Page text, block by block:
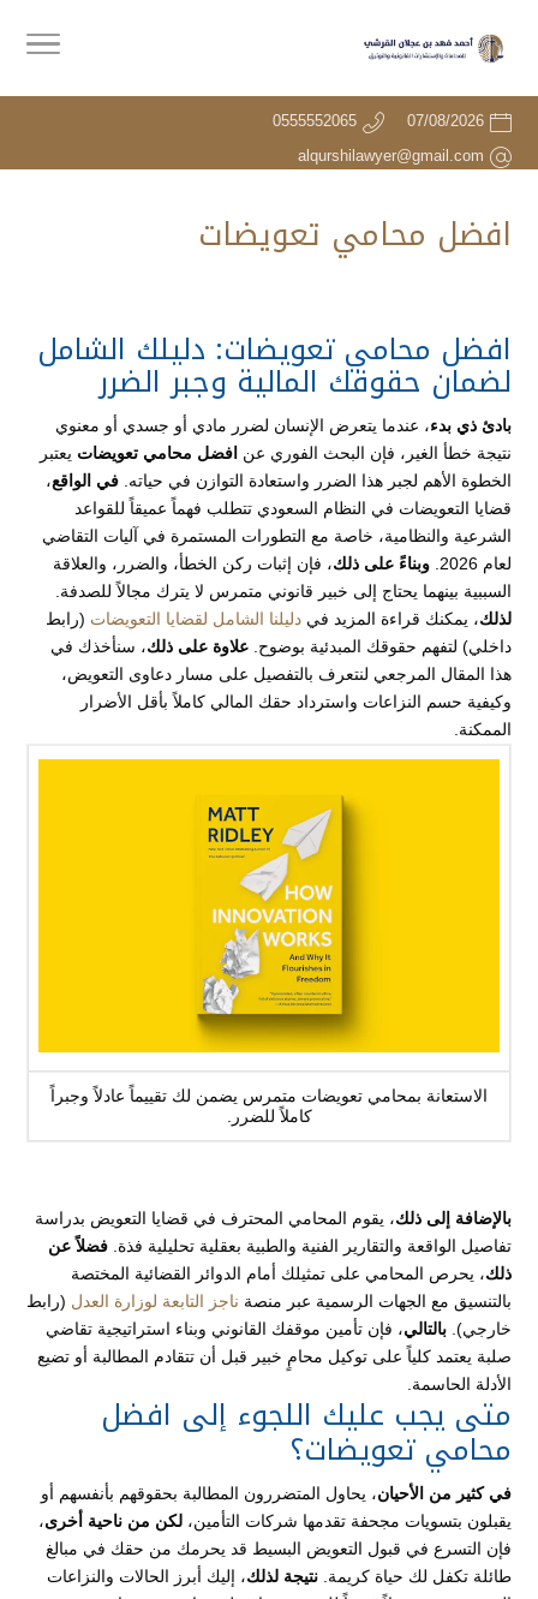
07/08/2026
0555552065
alqurshilawyer@gmail.com
افضل محامي تعويضات
افضل محامي تعويضات: دليلك الشامل
لضمان حقوقك المالية وجبر الضرر
بادئ ذي بدء، عندما يتعرض الإنسان لضرر مادي أو جسدي أو معنوي
نتيجة خطأ الغير، فإن البحث الفوري عن افضل محامي تعويضات يعتبر
الخطوة الأهم لجبر هذا الضرر واستعادة التوازن في حياته. في الواقع،
قضايا التعويضات في النظام السعودي تتطلب فهماً عميقاً للقواعد
الشرعية والنظامية، خاصة مع التطورات المستمرة في آليات التقاضي
لعام 2026.
وبناءً على ذلك، فإن إثبات ركن الخطأ، والضرر، والعلاقة
السببية بينهما يحتاج إلى خبير قانوني متمرس لا يترك مجالاً للصدفة.
لذلك، يمكنك قراءة المزيد في دليلنا الشامل لقضايا التعويضات (رابط
داخلي) لتفهم حقوقك المبدئية بوضوح. علاوة على ذلك، سنأخذك في
هذا المقال المرجعي لنتعرف بالتفصيل على مسار دعاوى التعويض،
وكيفية حسم النزاعات واسترداد حقك المالي كاملاً بأقل الأضرار
الممكنة.
الاستعانة بمحامي تعويضات متمرس يضمن لك تقييماً عادلاً وجبراً
كاملاً للضرر.
بالإضافة إلى ذلك، يقوم المحامي المحترف في قضايا التعويض بدراسة
تفاصيل الواقعة والتقارير الفنية والطبية بعقلية تحليلية فذة. فضلاً عن
ذلك، يحرص المحامي على تمثيلك أمام الدوائر القضائية المختصة
بالتنسيق مع الجهات الرسمية عبر منصة ناجز التابعة لوزارة العدل (رابط
خارجي). بالتالي، فإن تأمين موقفك القانوني وبناء استراتيجية تقاضي
صلبة يعتمد كلياً على توكيل محامٍ خبير قبل أن تتقادم المطالبة أو تضيع
الأدلة الحاسمة.
متى يجب عليك اللجوء إلى افضل
محامي تعويضات؟
في كثير من الأحيان، يحاول المتضررون المطالبة بحقوقهم بأنفسهم أو
يقبلون بتسويات مجحفة تقدمها شركات التأمين، لكن من ناحية أخرى،
فإن التسرع في قبول التعويض البسيط قد يحرمك من حقك في مبالغ
طائلة تكفل لك حياة كريمة. نتيجة لذلك، إليك أبرز الحالات والنزاعات